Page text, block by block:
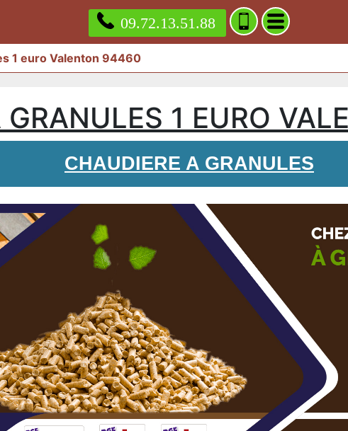
09.72.13.51.88
1 euro Valenton 94460
GRANULES 1 EURO
CHAUDIERE A GRANULES